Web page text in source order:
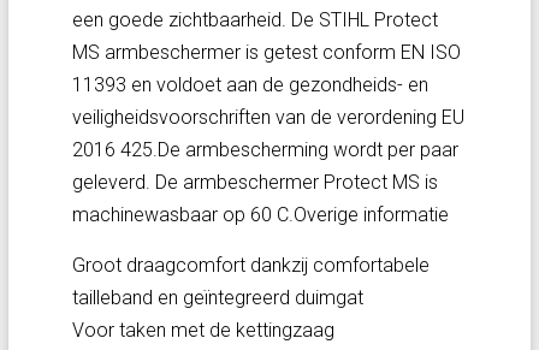
een goede zichtbaarheid. De STIHL Protect
MS armbeschermer is getest conform EN ISO
11393 en voldoet aan de gezondheids- en
veiligheidsvoorschriften van de verordening EU
2016 425.De armbescherming wordt per paar
geleverd. De armbeschermer Protect MS is
machinewasbaar op 60 C.Overige informatie
Groot draagcomfort dankzij comfortabele
tailleband en geïntegreerd duimgat
Voor taken met de kettingzaag